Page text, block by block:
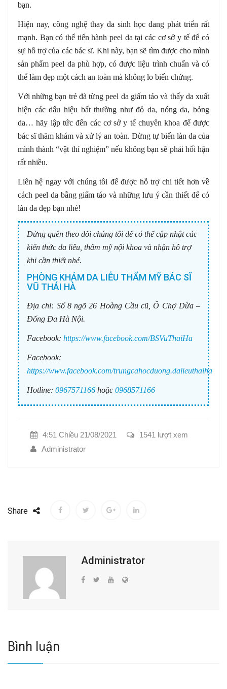
bạn.
Hiện nay, công nghệ thay da sinh học đang phát triển rất
mạnh. Bạn có thể tiến hành peel da tại các cơ sở y tế để có
sự hỗ trợ của các bác sĩ. Khi này, bạn sẽ tìm được cho mình
sản phẩm peel da phù hợp, có được liệu trình chuẩn và có
thể làm đẹp một cách an toàn mà không lo biến chứng.
Với những bạn trẻ đã từng peel da giấm táo và thấy da xuất
hiện các dấu hiệu bất thường như đỏ da, nóng da, bỏng
da… hãy lập tức đến các cơ sở y tế chuyên khoa để được
bác sĩ thăm khám và xử lý an toàn. Đừng tự biến làn da của
mình thành “vật thí nghiệm” nếu không bạn sẽ phải hối hận
rất nhiều.
Liên hệ ngay với chúng tôi để được hỗ trợ chi tiết hơn về
cách peel da bằng giấm táo và những lưu ý cần thiết để có
làn da đẹp bạn nhé!
Đừng quên theo dõi chúng tôi để có thể cập nhật các
kiến thức da liễu, thẩm mỹ nội khoa và nhận hỗ trợ
khi cần thiết nhé.
PHÒNG KHÁM DA LIỄU THẨM MỸ BÁC SĨ
VŨ THÁI HÀ
Địa chỉ: Số 8 ngõ 26 Hoàng Cầu cũ, Ô Chợ Dừa –
Đống Đa Hà Nội.
Facebook: https://www.facebook.com/BSVuThaiHa
Facebook:
https://www.facebook.com/trungcahocduong.dalieuthaiha
Hotline: 0967571166 hoặc 0968571166
4:51 Chiều 21/08/2021
1541 lượt xem
Administrator
Share
Administrator
Bình luận